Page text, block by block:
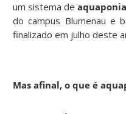
um sistema de aquaponia
do campus Blumenau e
finalizado em julho deste
Mas afinal, o que é